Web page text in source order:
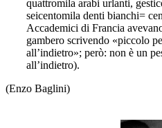
quattromila arabi urlanti,
seicentomila denti bianchi=
Accademici di Francia
gambero scrivendo «piccolo
all’indietro»; però: non è un
all’indietro).
(Enzo Baglini)